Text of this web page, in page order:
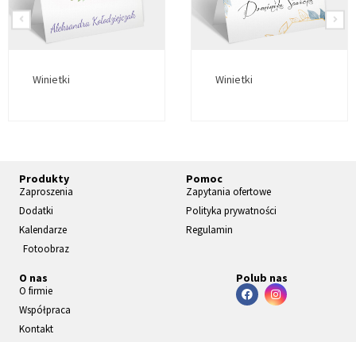
Winietki Winietki
Produkty
Zaproszenia
Dodatki
Kalendarze
Fotoobraz
Pomoc
Zapytania ofertowe
Polityka prywatności
Regulamin
O nas
O firmie
Współpraca
Kontakt
Polub nas